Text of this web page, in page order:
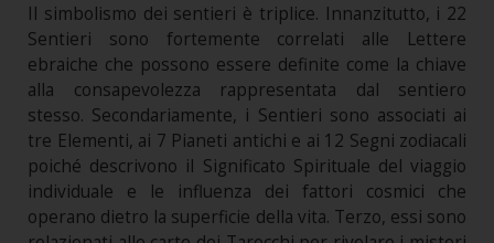
Il simbolismo dei sentieri è triplice. Innanzitutto, i 22
Sentieri sono fortemente correlati alle Lettere
ebraiche che possono essere definite come la chiave
alla consapevolezza rappresentata dal sentiero
stesso. Secondariamente, i Sentieri sono associati ai
tre Elementi, ai 7 Pianeti antichi e ai 12 Segni zodiacali
poiché descrivono il Significato Spirituale del viaggio
individuale e le influenza dei fattori cosmici che
operano dietro la superficie della vita. Terzo, essi sono